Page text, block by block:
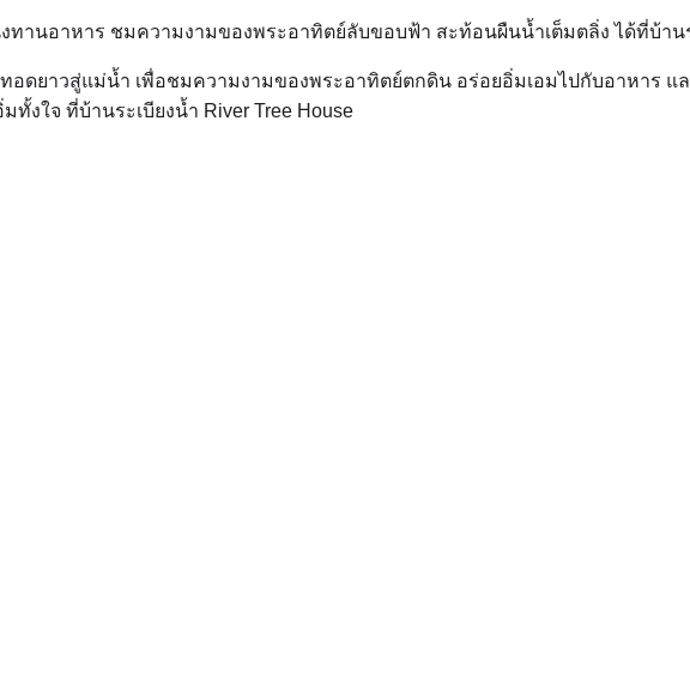
านอาหาร ชมความงามของพระอาทิตย์ลับขอบฟ้า สะท้อนผืนน้ำเต็มตลิ่ง ได้ที่บ้าน
ดยาวสู่แม่น้ำ เพื่อชมความงามของพระอาทิตย์ตกดิน อร่อยอิ่มเอมไปกับอาหาร แ
งใจ ที่บ้านระเบียงน้ำ River Tree House